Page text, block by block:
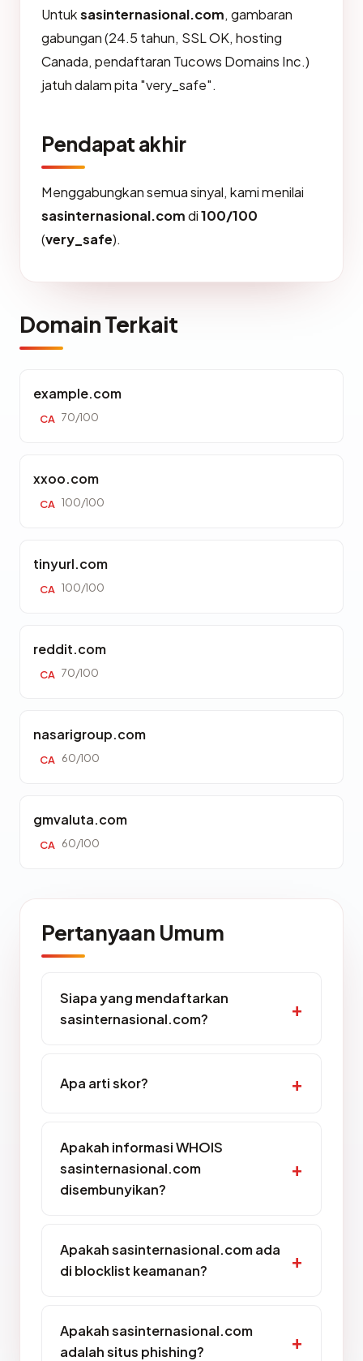
Untuksasinternasional.com, gambaran
gabungan (24.5 tahun, SSL OK, hosting
Canada, pendaftaran Tucows Domains Inc.)
jatuh dalam pita "very_safe".
Pendapat akhir
Menggabungkan semua sinyal, kami menilai
sasinternasional.comdi100/100
(very_safe).
Domain Terkait
example.com
CA 70/100
xxoo.com
CA 100/100
tinyurl.com
CA 100/100
reddit.com
CA 70/100
nasarigroup.com
CA 60/100
gmvaluta.com
CA 60/100
Pertanyaan Umum
Siapa yang mendaftarkan
sasinternasional.com?
Apa arti skor?
Apakah informasi WHOIS
sasinternasional.com
disembunyikan?
Apakah sasinternasional.com ada
di blocklist keamanan?
Apakah sasinternasional.com
adalah situs phishing?